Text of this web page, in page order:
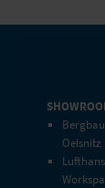
Oelsnitz